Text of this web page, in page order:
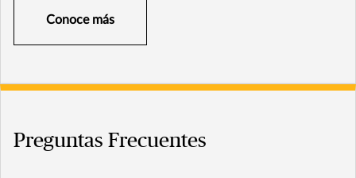
Conoce más
Preguntas Frecuentes